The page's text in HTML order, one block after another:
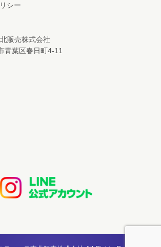
シー
販売株式会社
青葉区春日町4-11